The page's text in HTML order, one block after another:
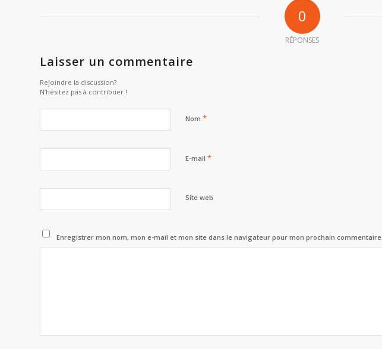
0
RÉPONSES
Laisser un commentaire
Rejoindre la discussion?
N’hésitez pas à contribuer !
Nom *
E-mail *
Site web
Enregistrer mon nom, mon e-mail et mon site dans le navigateur pour mon prochain commentaire.